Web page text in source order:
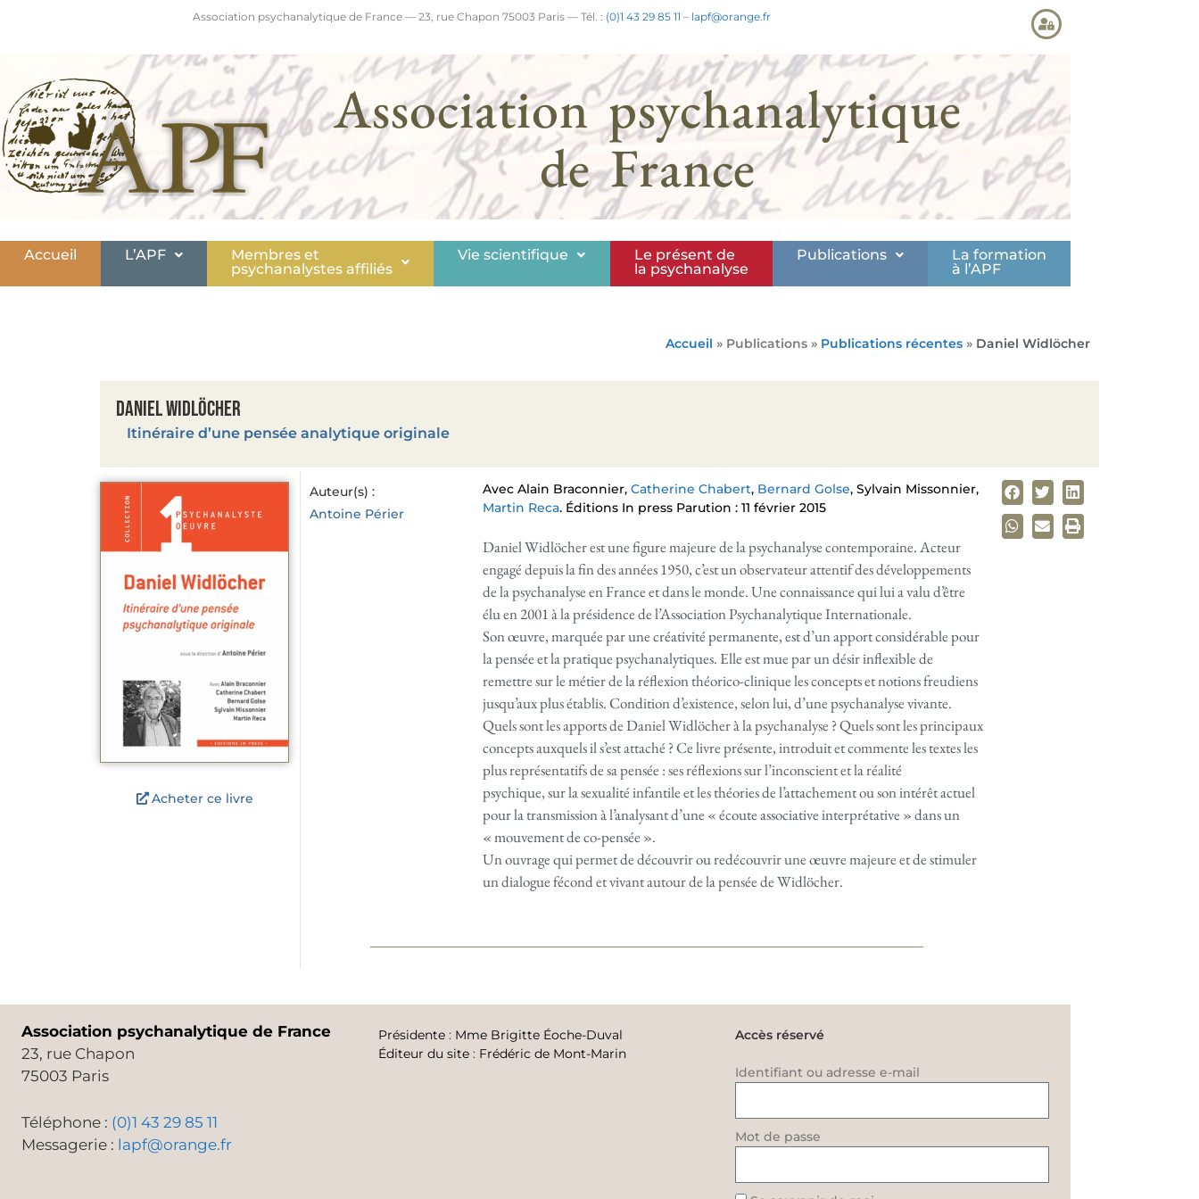
Association psychanalytique de France — 23, rue Chapon 75003 Paris — Tél. : (0)1 43 29 85 11 – lapf@orange.fr
Association psychanalytique
de France
Accueil L’APF
Membres et
psychanalystes affiliés
Vie scientifique
Le présent de
la psychanalyse
Publications
La formation
à l’APF
Accueil » Publications » Publications récentes » Daniel Widlöcher
Daniel Widlöcher
Itinéraire d’une pensée analytique originale
Acheter ce livre
Auteur(s) :
Antoine Périer
Avec Alain Braconnier, Catherine Chabert, Bernard Golse, Sylvain Missonnier,
Martin Reca. Éditions In press Parution : 11 février 2015
Daniel Widlöcher est une figure majeure de la psychanalyse contemporaine. Acteur
engagé depuis la fin des années 1950, c’est un observateur attentif des développements
de la psychanalyse en France et dans le monde. Une connaissance qui lui a valu d’être
élu en 2001 à la présidence de l’Association Psychanalytique Internationale.
Son œuvre, marquée par une créativité permanente, est d’un apport considérable pour
la pensée et la pratique psychanalytiques. Elle est mue par un désir inflexible de
remettre sur le métier de la réflexion théorico-clinique les concepts et notions freudiens
jusqu’aux plus établis. Condition d’existence, selon lui, d’une psychanalyse vivante.
Quels sont les apports de Daniel Widlöcher à la psychanalyse ? Quels sont les principaux
concepts auxquels il s’est attaché ? Ce livre présente, introduit et commente les textes les
plus représentatifs de sa pensée : ses réflexions sur l’inconscient et la réalité
psychique, sur la sexualité infantile et les théories de l’attachement ou son intérêt actuel
pour la transmission à l’analysant d’une « écoute associative interprétative » dans un
« mouvement de co-pensée ».
Un ouvrage qui permet de découvrir ou redécouvrir une œuvre majeure et de stimuler
un dialogue fécond et vivant autour de la pensée de Widlöcher.
Association psychanalytique de France
23, rue Chapon
75003 Paris
Téléphone : (0)1 43 29 85 11
Messagerie : lapf@orange.fr
Présidente: Mme Brigitte Éoche-Duval
Éditeur du site: Frédéric de Mont-Marin
Accès réservé
Identifiant ou adresse e-mail
Mot de passe